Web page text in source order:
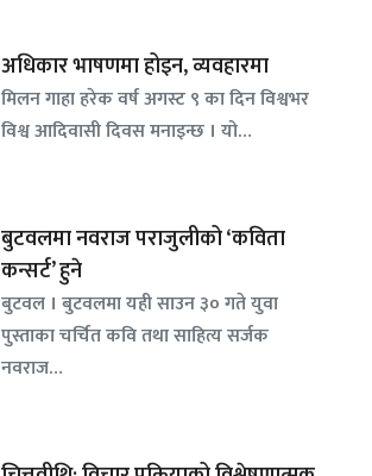
अधिकार भाषणमा होइन, व्यवहारमा
मिलन गाहा हरेक वर्ष अगस्ट ९ का दिन विश्वभर
विश्व आदिवासी दिवस मनाइन्छ । यो…
बुटवलमा नवराज पराजुलीको ‘कविता
कन्सर्ट’ हुने
बुटवल । बुटवलमा यही साउन ३० गते युवा
पुस्ताका चर्चित कवि तथा साहित्य सर्जक
नवराज…